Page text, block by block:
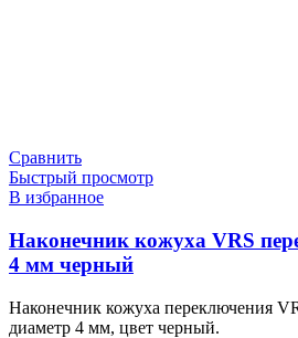
Сравнить
Быстрый просмотр
В избранное
Наконечник кожуха VRS
4 мм черный
Наконечник кожуха переключения
диаметр 4 мм, цвет черный.